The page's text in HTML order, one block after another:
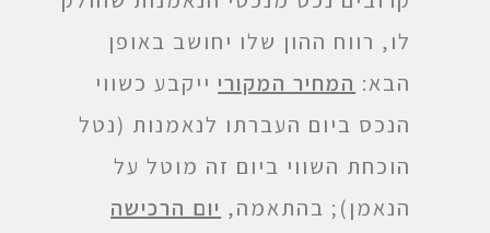
לו, רווח ההון שלו יחושב באופן
הבא: המחיר המקוריייקבע כשווי
הנכס ביום העברתו לנאמנות (נטל
הוכחת השווי ביום זה מוטל על
הנאמן); בהתאמה, יום הרכישה